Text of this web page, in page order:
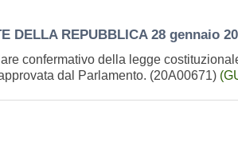
DELLA REPUBBLICA 28 gennaio
confermativo della legge
dal Parlamento. (20A00671)